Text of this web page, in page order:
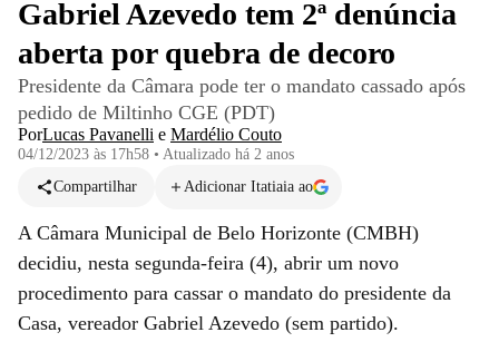
Gabriel Azevedo tem 2ª denúncia
aberta por quebra de decoro
Presidente da Câmara pode ter o mandato cassado após
pedido de Miltinho CGE (PDT)
PorLucas Pavanelli e Mardélio Couto
04/12/2023 às 17h58 • Atualizado há 2 anos
Compartilhar
Adicionar Itatiaia ao
A Câmara Municipal de Belo Horizonte (CMBH)
decidiu, nesta segunda-feira (4), abrir um novo
procedimento para cassar o mandato do presidente da
Casa, vereador Gabriel Azevedo (sem partido).